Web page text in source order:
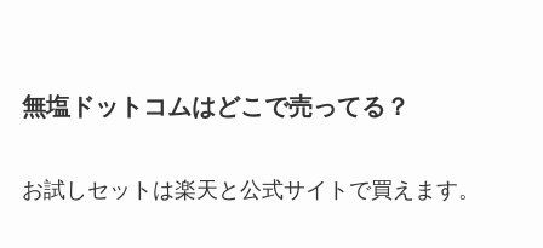
無塩ドットコムはどこで売ってる？
お試しセットは楽天と公式サイトで買えます。